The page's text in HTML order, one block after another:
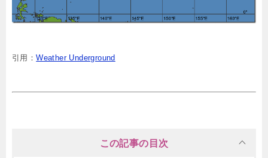
引用：Weather Underground
この記事の目次